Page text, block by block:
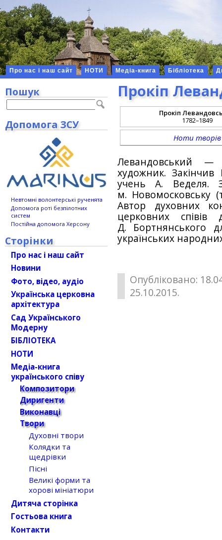
Про нас і наш сайт НОТИ Медіа-книга Бібліотека
Прокіп
Прокіп
1782–1849
Ноти творів
Левандовський —
художник. Закінчив
учень А.
м. Новомосковську
Автор духовних
церковних співів
Д. Бортнянського
українських
Опубліковано:
25.10.2015.
Пошук
Допомога ЗСУ
Невтомні волонтерські рученята
Допомога роті безпілотних
систем
Постійна допомога Херсону
Сторінки
Про нас і наш сайт
Новини
Фото, відео, аудіо
Українська церковна
архітектура
Сад Українського
Модерну
БІБЛІОТЕКА
НОТИ
Медіа-книга
українського співу
Композитори
Диригенти
Виконавці
Твори
Духовні твори
Колядки та
щедрівки
Пісні
Великі форми та
хорові мініатюри
Дитяча сторінка
Гостьова книга
Контакти